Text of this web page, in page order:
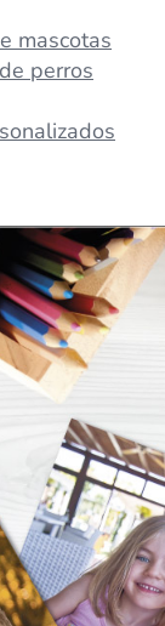
mascotas
perros